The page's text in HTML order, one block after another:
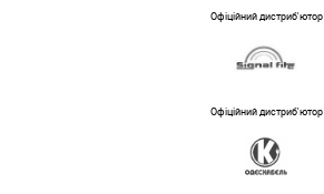
Офіційний дистриб'ютор
Офіційний дистриб'ютор